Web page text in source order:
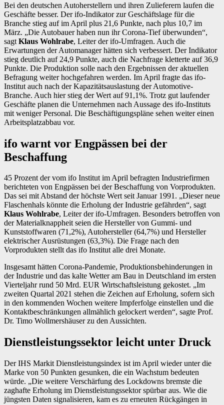
Bei den deutschen Autoherstellern und ihren Zulieferern laufen die
Geschäfte besser. Der ifo-Indikator zur Geschäftslage für die
Branche stieg auf im April plus 21,6 Punkte, nach plus 10,7 im
März. „Die Autobauer haben nun ihr Corona-Tief überwunden“,
sagt Klaus Wohlrabe, Leiter der ifo-Umfragen. Auch die
Erwartungen der Automanager hätten sich verbessert. Der Indikator
stieg deutlich auf 24,9 Punkte, auch die Nachfrage kletterte auf 36,9
Punkte. Die Produktion solle nach den Ergebnissen der aktuellen
Befragung weiter hochgefahren werden. Im April fragte das ifo-
Institut auch nach der Kapazitätsauslastung der Automotive-
Branche. Auch hier stieg der Wert auf 91,1%. Trotz gut laufender
Geschäfte planen die Unternehmen nach Aussage des ifo-Instituts
mit weniger Personal. Die Beschäftigungspläne sehen weiter einen
Arbeitsplatzabbau vor.
ifo warnt vor Engpässen bei der
Beschaffung
45 Prozent der vom ifo Institut im April befragten Industriefirmen
berichteten von Engpässen bei der Beschaffung von Vorprodukten.
Das sei mit Abstand der höchste Wert seit Januar 1991. „Dieser neue
Flaschenhals könnte die Erholung der Industrie gefährden“, sagt
Klaus Wohlrabe, Leiter der ifo-Umfragen. Besonders betroffen von
der Materialknappheit seien die Hersteller von Gummi- und
Kunststoffwaren (71,2%), Autohersteller (64,7%) und Hersteller
elektrischer Ausrüstungen (63,3%). Die Frage nach den
Vorprodukten stellt das ifo Institut alle drei Monate.
Insgesamt hätten Corona-Pandemie, Produktionsbehinderungen in
der Industrie und das kalte Wetter am Bau in Deutschland im ersten
Vierteljahr rund 50 Mrd. EUR Wirtschaftsleistung gekostet. „Im
zweiten Quartal 2021 stehen die Zeichen auf Erholung, sofern sich
in den kommenden Wochen weitere Impferfolge einstellen und die
Kontaktbeschränkungen allmählich gelockert werden“, sagte Prof.
Dr. Timo Wollmershäuser zu den Aussichten.
Dienstleistungssektor leicht unter Druck
Der IHS Markit Dienstleistungsindex ist im April wieder unter die
Marke von 50 Punkten gesunken, die ein Wachstum bedeuten
würde. „Die weitere Verschärfung des Lockdowns bremste die
zaghafte Erholung im Dienstleistungssektor spürbar aus. Wie die
jüngsten Daten signalisieren, kam es zu erneuten Rückgängen in